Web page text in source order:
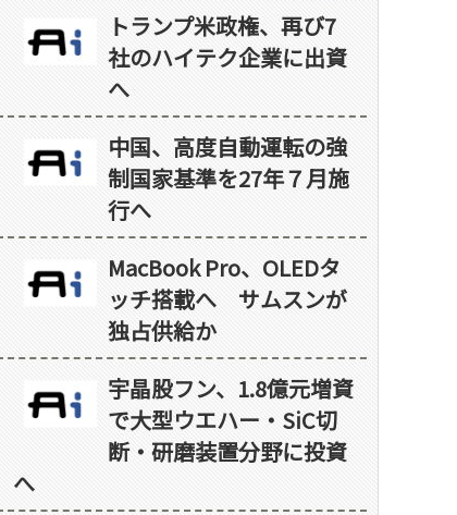
トランプ米政権、再び7
社のハイテク企業に出資
へ
中国、高度自動運転の強
制国家基準を27年７月施
行へ
MacBook Pro、OLEDタ
ッチ搭載へ サムスンが
独占供給か
宇晶股フン、1.8億元増資
で大型ウエハー・SiC切
断・研磨装置分野に投資
へ